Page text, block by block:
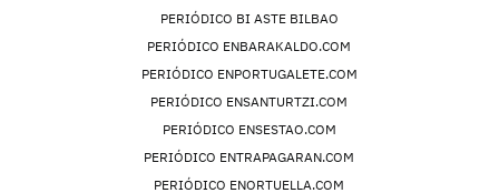
PERIÓDICO BI ASTE BILBAO
PERIÓDICO ENBARAKALDO.COM
PERIÓDICO ENPORTUGALETE.COM
PERIÓDICO ENSANTURTZI.COM
PERIÓDICO ENSESTAO.COM
PERIÓDICO ENTRAPAGARAN.COM
PERIÓDICO ENORTUELLA.COM